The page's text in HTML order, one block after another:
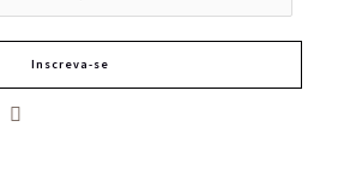
Inscreva-se